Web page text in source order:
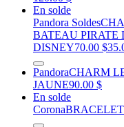
En solde
Pandora Soldes
BATEAU PIRATE
DISNEY70.00 $
PandoraCHARM
JAUNE90.00 $
En solde
Corona